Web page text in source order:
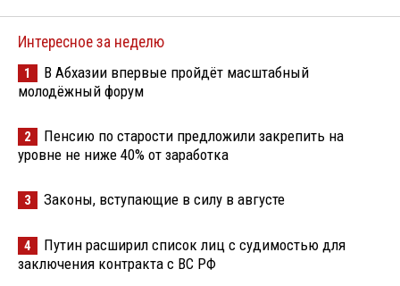
Интересное за неделю
1
В Абхазии впервые пройдёт масштабный
молодёжный форум
2
Пенсию по старости предложили закрепить на
уровне не ниже 40% от заработка
3 Законы, вступающие в силу в августе
4
Путин расширил список лиц с судимостью для
заключения контракта с ВС РФ